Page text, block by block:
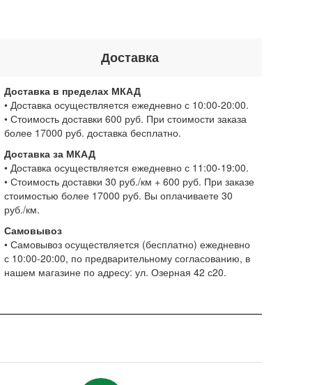
Доставка
Доставка в пределах МКАД
• Доставка осуществляется ежедневно с 10:00-20:00.
• Стоимость доставки 600 руб. При стоимости заказа
более 17000 руб. доставка бесплатно.
Доставка за МКАД
• Доставка осуществляется ежедневно с 11:00-19:00.
• Стоимость доставки 30 руб./км + 600 руб. При заказе
стоимостью более 17000 руб. Вы оплачиваете 30
руб./км.
Самовывоз
• Самовывоз осуществляется (бесплатно) ежедневно
с 10:00-20:00, по предварительному согласованию, в
нашем магазине по адресу: ул. Озерная 42 с20.